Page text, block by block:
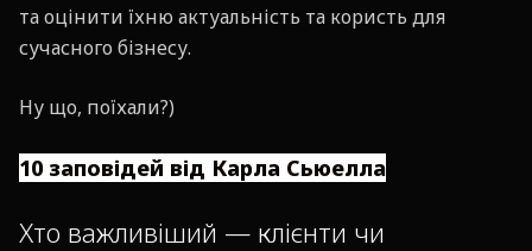
та оцінити їхню актуальність та користь для
сучасного бізнесу.
Ну що, поїхали?)
10 заповідей від Карла Сьюелла
Хто важливіший — клієнти чи